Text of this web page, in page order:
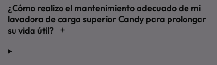
¿Cómo realizo el mantenimiento adecuado de mi
lavadora de carga superior Candy para prolongar
su vida útil?